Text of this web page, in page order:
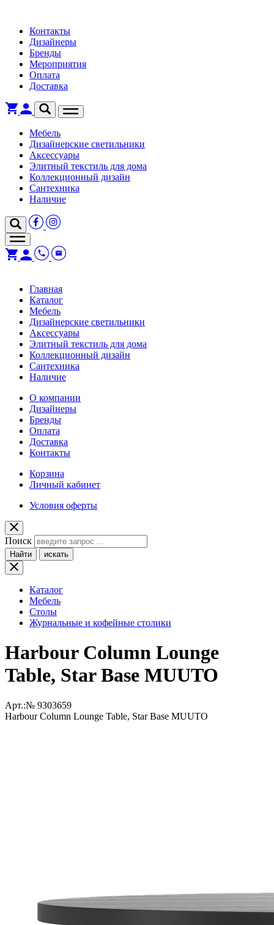
Контакты
Дизайнеры
Бренды
Мероприятия
Оплата
Доставка
Мебель
Дизайнерские светильники
Аксессуары
Элитный текстиль для дома
Коллекционный дизайн
Сантехника
Наличие
Главная
Каталог
Мебель
Дизайнерские светильники
Аксессуары
Элитный текстиль для дома
Коллекционный дизайн
Сантехника
Наличие
О компании
Дизайнеры
Бренды
Оплата
Доставка
Контакты
Корзина
Личный кабинет
Условия оферты
Поиск
Найти искать
Каталог
Мебель
Столы
Журнальные и кофейные столики
Harbour Column Lounge
Table, Star Base MUUTO
Арт.:№ 9303659
Harbour Column Lounge Table, Star Base MUUTO